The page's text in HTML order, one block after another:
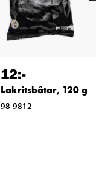
12:-
Lakritsbåtar, 120 g
98-9812